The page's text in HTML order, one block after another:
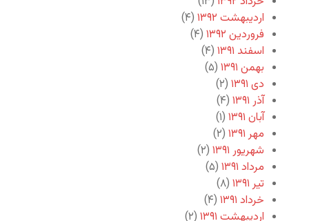
اردیبهشت ۱۳۹۲
(۴)
فروردین ۱۳۹۲
(۴)
اسفند ۱۳۹۱
(۴)
بهمن ۱۳۹۱
(۵)
دی ۱۳۹۱
(۲)
آذر ۱۳۹۱
(۴)
آبان ۱۳۹۱
(۱)
مهر ۱۳۹۱
(۲)
شهریور ۱۳۹۱
(۲)
مرداد ۱۳۹۱
(۵)
تیر ۱۳۹۱
(۸)
خرداد ۱۳۹۱
(۴)
اردیبهشت ۱۳۹۱
(۲)